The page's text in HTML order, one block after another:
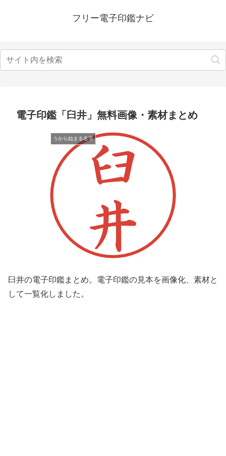
フリー電子印鑑ナビ
電子印鑑「臼井」無料画像・素材まとめ
うから始まる名字
臼井の電子印鑑まとめ。電子印鑑の見本を画像化、素材と
して一覧化しました。